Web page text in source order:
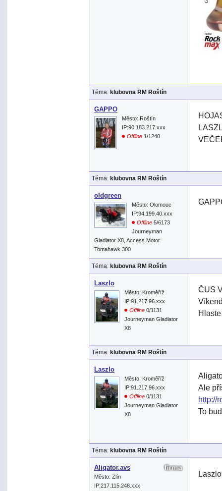
Téma: klubovna RM Roštín
GAPPO
Město: Roštín
IP:90.183.217.xxx
Offline 1/1240
Téma: klubovna RM Roštín
oldgreen
Město: Olomouc
IP:94.199.40.xxx
Offline 5/6173
Journeyman
Gladiator X8, Access Motor
Tomahawk 300
Téma: klubovna RM Roštín
Laszlo
Město: Kroměříž
IP:91.217.96.xxx
Offline 0/1131
Journeyman Gladiator
X8
ČUS
Téma: klubovna RM Roštín
Laszlo
Město: Kroměříž
IP:91.217.96.xxx
Offline 0/1131
Journeyman Gladiator
X8
Ale
http://
To
Téma: klubovna RM Roštín
Aligator.avs
Město: Zlín
IP:217.115.248.xxx